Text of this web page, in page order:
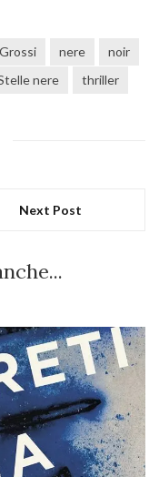
nere
noir
nere thriller
Next Post